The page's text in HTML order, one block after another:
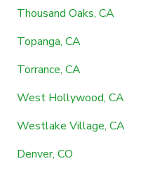
Thousand Oaks, CA
Topanga, CA
Torrance, CA
West Hollywood, CA
Westlake Village, CA
Denver, CO